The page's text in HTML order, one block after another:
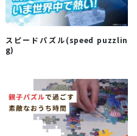
スピードパズル(speed puzzlin
g)